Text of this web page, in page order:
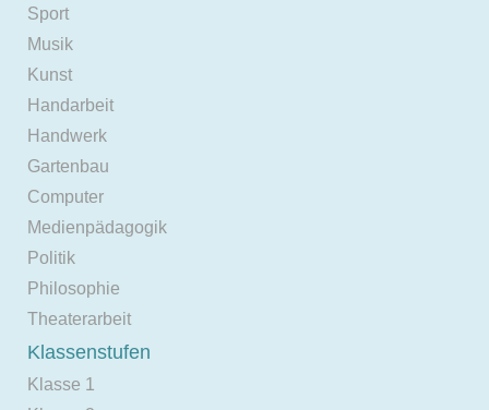
Sport
Musik
Kunst
Handarbeit
Handwerk
Gartenbau
Computer
Medienpädagogik
Politik
Philosophie
Theaterarbeit
Klassenstufen
Klasse 1